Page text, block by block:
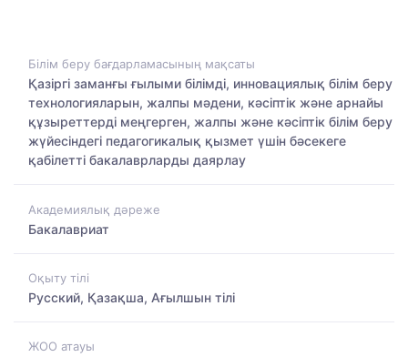
Білім беру бағдарламасының мақсаты
Қазіргі заманғы ғылыми білімді, инновациялық білім беру
технологияларын, жалпы мәдени, кәсіптік және арнайы
құзыреттерді меңгерген, жалпы және кәсіптік білім беру
жүйесіндегі педагогикалық қызмет үшін бәсекеге
қабілетті бакалаврларды даярлау
Академиялық дәреже
Бакалавриат
Оқыту тілі
Русский, Қазақша, Ағылшын тілі
ЖОО атауы